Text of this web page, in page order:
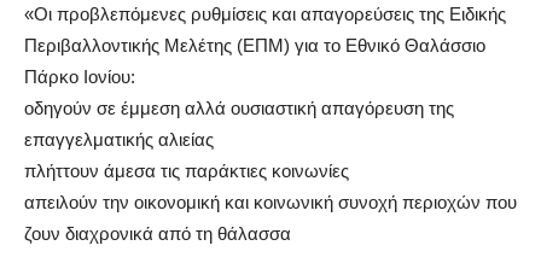
«Οι προβλεπόμενες ρυθμίσεις και απαγορεύσεις της Ειδικής
Περιβαλλοντικής Μελέτης (ΕΠΜ) για το Εθνικό Θαλάσσιο
Πάρκο Ιονίου:
οδηγούν σε έμμεση αλλά ουσιαστική απαγόρευση της
επαγγελματικής αλιείας
πλήττουν άμεσα τις παράκτιες κοινωνίες
απειλούν την οικονομική και κοινωνική συνοχή περιοχών που
ζουν διαχρονικά από τη θάλασσα